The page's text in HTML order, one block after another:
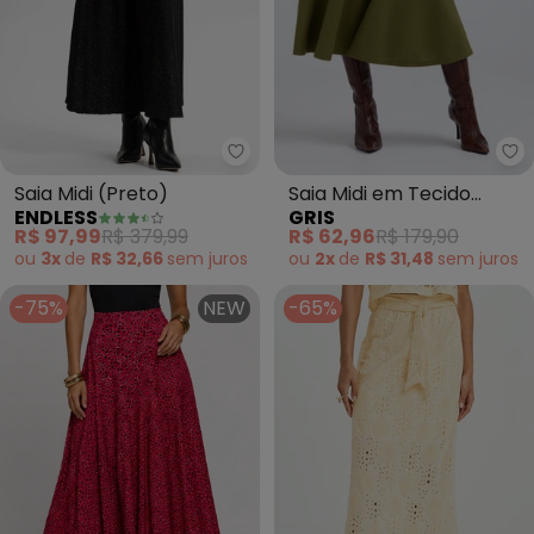
Endless - Saia Midi (Preto)
Saia Midi (Preto)
ENDLESS
R$ 97,99R$ 379,99
ou 3x de R$ 32,66 sem juros
Saia Midi em Tecido
Texturizado (Verde)
GRIS
R$ 62,96R$ 179,90
ou 2x de R$ 31,48 sem juros
-75% NEW -65%